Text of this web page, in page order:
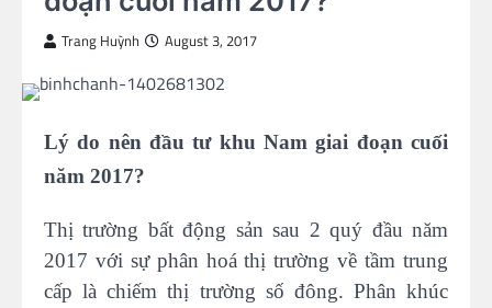
Trang Huỳnh August 3, 2017
Lý do nên đầu tư khu Nam giai đoạn cuối
năm 2017?
Thị trường bất động sản sau 2 quý đầu năm
2017 với sự phân hoá thị trường về tầm trung
cấp là chiếm thị trường số đông. Phân khúc